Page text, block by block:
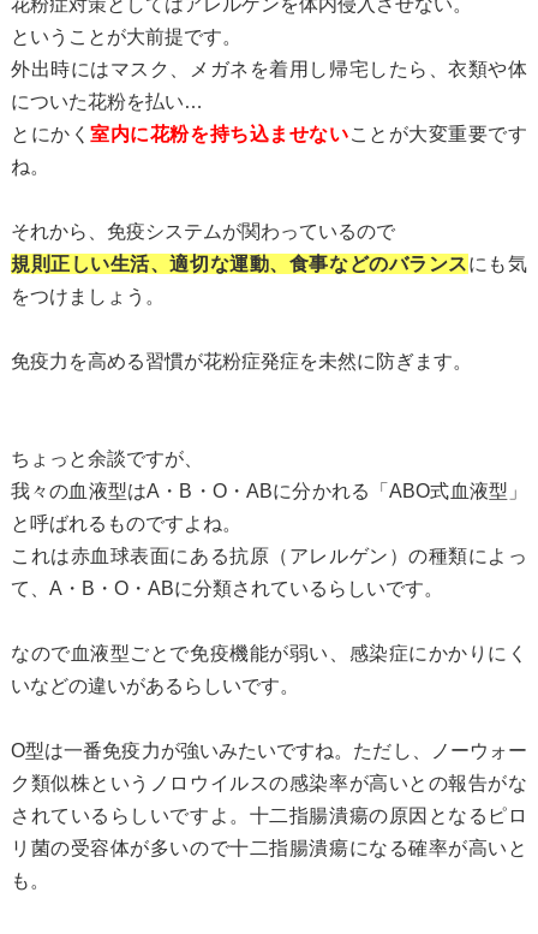
花粉症対策としてはアレルゲンを体内侵入させない。
ということが大前提です。
外出時にはマスク、メガネを着用し帰宅したら、衣類や体
についた花粉を払い…
とにかく室内に花粉を持ち込ませないことが大変重要です
ね。
それから、免疫システムが関わっているので
規則正しい生活、適切な運動、食事などのバランスにも気
をつけましょう。
免疫力を高める習慣が花粉症発症を未然に防ぎます。
ちょっと余談ですが、
我々の血液型はA・B・O・ABに分かれる「ABO式血液型」
と呼ばれるものですよね。
これは赤血球表面にある抗原（アレルゲン）の種類によっ
て、A・B・O・ABに分類されているらしいです。
なので血液型ごとで免疫機能が弱い、感染症にかかりにく
いなどの違いがあるらしいです。
O型は一番免疫力が強いみたいですね。ただし、ノーウォー
ク類似株というノロウイルスの感染率が高いとの報告がな
されているらしいですよ。十二指腸潰瘍の原因となるピロ
リ菌の受容体が多いので十二指腸潰瘍になる確率が高いと
も。